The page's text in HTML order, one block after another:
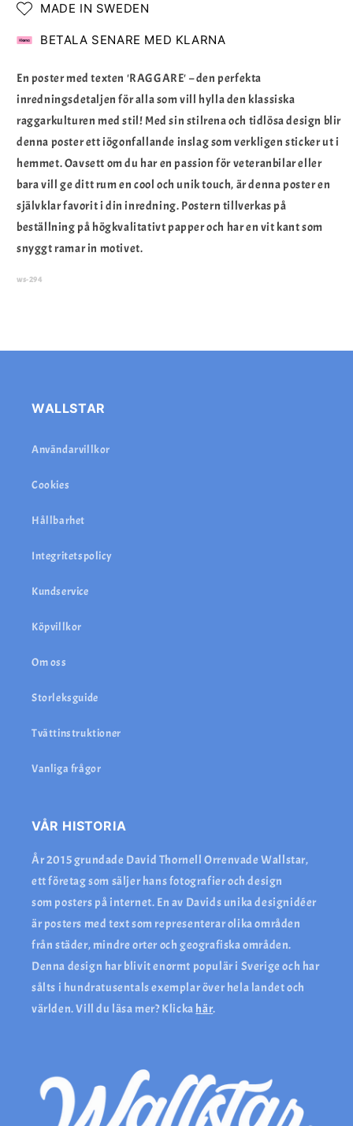
MADE IN SWEDEN
BETALA SENARE MED KLARNA
En poster med texten 'RAGGARE' – den perfekta
inredningsdetaljen för alla som vill hylla den klassiska
raggarkulturen med stil! Med sin stilrena och tidlösa design blir
denna poster ett iögonfallande inslag som verkligen sticker ut i
hemmet. Oavsett om du har en passion för veteranbilar eller
bara vill ge ditt rum en cool och unik touch, är denna poster en
självklar favorit i din inredning. Postern tillverkas på
beställning på högkvalitativt papper och har en vit kant som
snyggt ramar in motivet.
ws-294
WALLSTAR
Användarvillkor
Cookies
Hållbarhet
Integritetspolicy
Kundservice
Köpvillkor
Om oss
Storleksguide
Tvättinstruktioner
Vanliga frågor
VÅR HISTORIA
År 2015 grundade David Thornell Orrenvade Wallstar,
ett företag som säljer hans fotografier och design
som posters på internet. En av Davids unika designidéer
är posters med text som representerar olika områden
från städer, mindre orter och geografiska områden.
Denna design har blivit enormt populär i Sverige och har
sålts i hundratusentals exemplar över hela landet och
världen. Vill du läsa mer? Klicka här.